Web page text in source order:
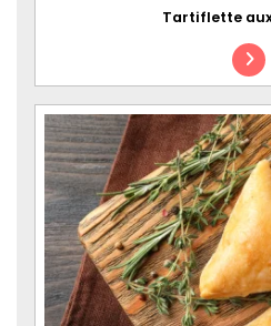
Tartiflette